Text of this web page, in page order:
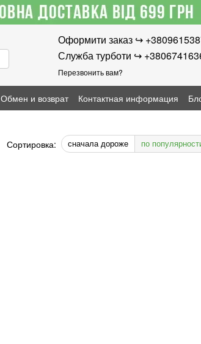
Оформити заказ ↪︎
Служба турботи ↪︎
Перезвонить вам?
Обмен и возврат Контактная информация
Сортировка: сначала дороже по